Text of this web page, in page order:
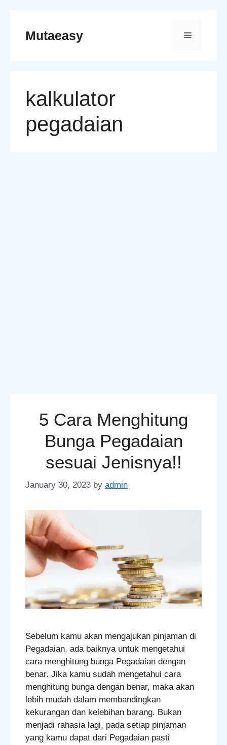
contentMutaeasy Menu
kalkulator
pegadaian
5 Cara Menghitung
Bunga Pegadaian
sesuai Jenisnya!!
January 30, 2023 by admin
Sebelum kamu akan mengajukan pinjaman di
Pegadaian, ada baiknya untuk mengetahui
cara menghitung bunga Pegadaian dengan
benar. Jika kamu sudah mengetahui cara
menghitung bunga dengan benar, maka akan
lebih mudah dalam membandingkan
kekurangan dan kelebihan barang. Bukan
menjadi rahasia lagi, pada setiap pinjaman
yang kamu dapat dari Pegadaian pasti